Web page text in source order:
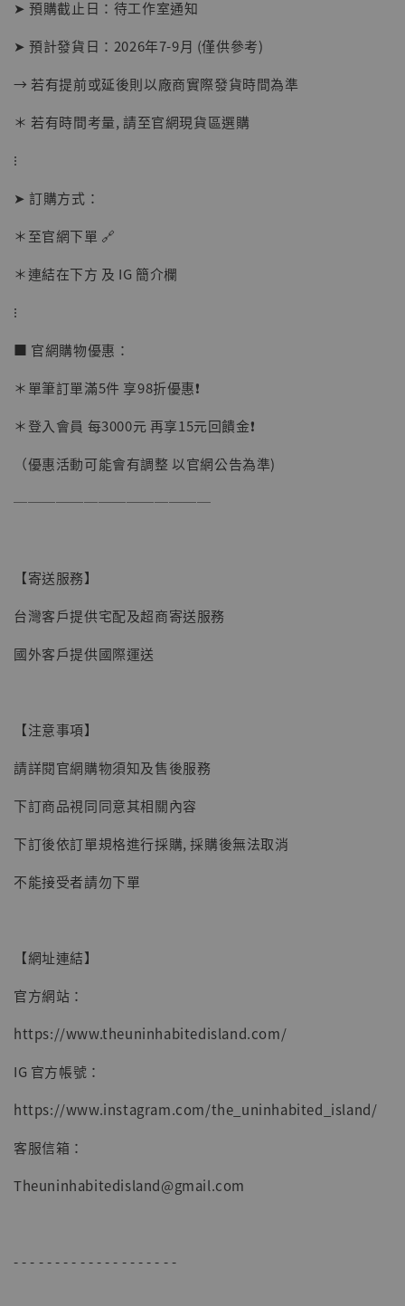
【現貨】BJSTUDIO 1/6系列可動蒐藏人偶 讓
子彈飛 鵝城縣長 張麻子 [BK01]
NT$ 4,980
➤ 預購截止日：待工作室通知
➤ 預計發貨日：2026年7-9月 (僅供參考)
→ 若有提前或延後則以廠商實際發貨時間為準
＊ 若有時間考量, 請至官網現貨區選購
⁝
➤ 訂購方式：
＊至官網下單 🔗
＊連結在下方 及 IG 簡介欄
⁝
■ 官網購物優惠：
＊單筆訂單滿5件 享98折優惠❗️
＊登入會員 每3000元 再享15元回饋金❗️
（優惠活動可能會有調整 以官網公告為準)
──────────────
【寄送服務】
台灣客戶提供宅配及超商寄送服務
國外客戶提供國際運送
【注意事項】
請詳閱官網購物須知及售後服務
下訂商品視同同意其相關內容
下訂後依訂單規格進行採購, 採購後無法取消
不能接受者請勿下單
【網址連結】
官方網站：
https://www.theuninhabitedisland.com/
IG 官方帳號：
https://www.instagram.com/the_uninhabited_island/
客服信箱：
Theuninhabitedisland@gmail.com
- - - - - - - - - - - - - - - - - - - -